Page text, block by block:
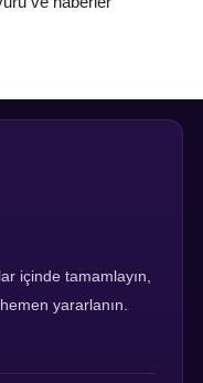
içinde tamamlayın,
yararlanın.